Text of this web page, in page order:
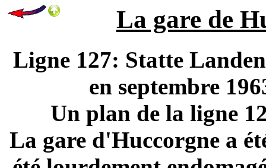
La gare de
Ligne 127: Statte
en septembre
Un plan de la ligne
La gare d'Huccorgne a